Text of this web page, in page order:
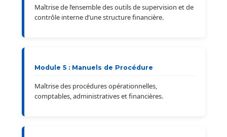
Maîtrise de l’ensemble des outils de supervision et de
contrôle interne d’une structure financière.
Module 5 : Manuels de Procédure
Maîtrise des procédures opérationnelles,
comptables, administratives et financières.